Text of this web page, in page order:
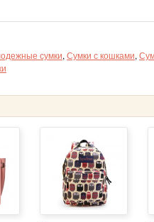
сумки, Сумки с кошками,